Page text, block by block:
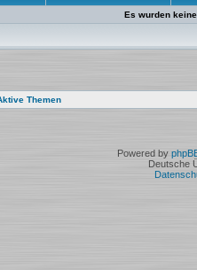
Es wurden
Themen
Powered by
Deutsche